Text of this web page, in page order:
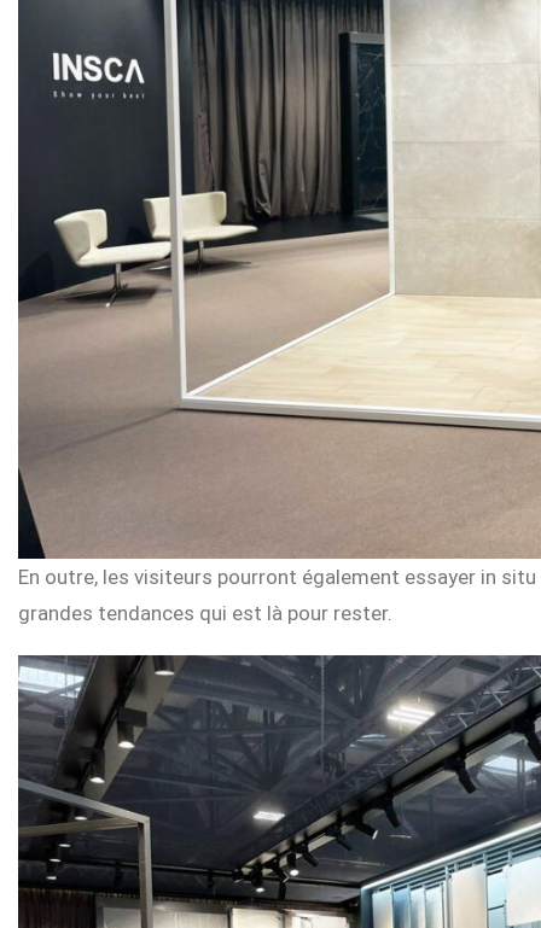
En outre, les visiteurs pourront également essayer in
grandes tendances qui est là pour rester.